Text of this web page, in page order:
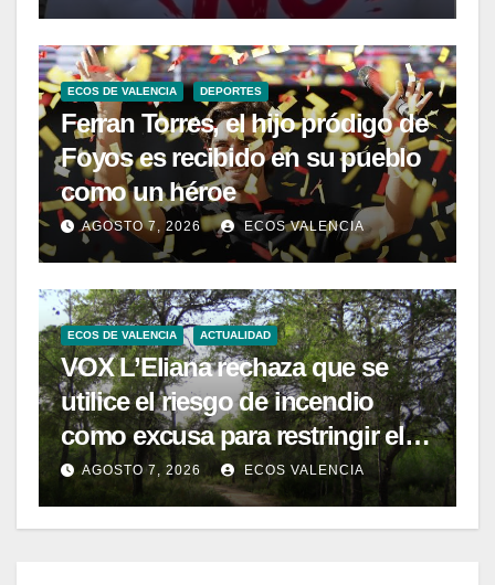
instalar en Zarra
ECOS DE VALENCIA DEPORTES
Ferran Torres, el hijo pródigo de
Foyos es recibido en su pueblo
como un héroe
AGOSTO 7, 2026 ECOS VALENCIA
ECOS DE VALENCIA ACTUALIDAD
VOX L’Eliana rechaza que se
utilice el riesgo de incendio
como excusa para restringir el
acceso a La Vallesa
AGOSTO 7, 2026 ECOS VALENCIA